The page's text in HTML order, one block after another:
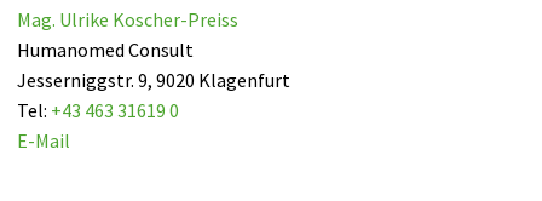
Mag. Ulrike Koscher-Preiss
Humanomed Consult
Jesserniggstr. 9, 9020 Klagenfurt
Tel: +43 463 31619 0
E-Mail